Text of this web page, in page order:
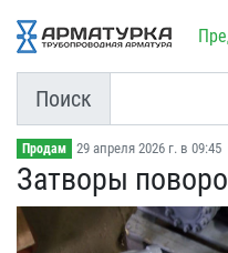
Поиск
Продам 29 апреля 2026 г. в 09:45
Затворы